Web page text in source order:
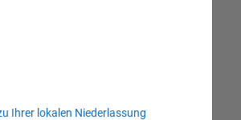
Ihrer lokalen Niederlassung